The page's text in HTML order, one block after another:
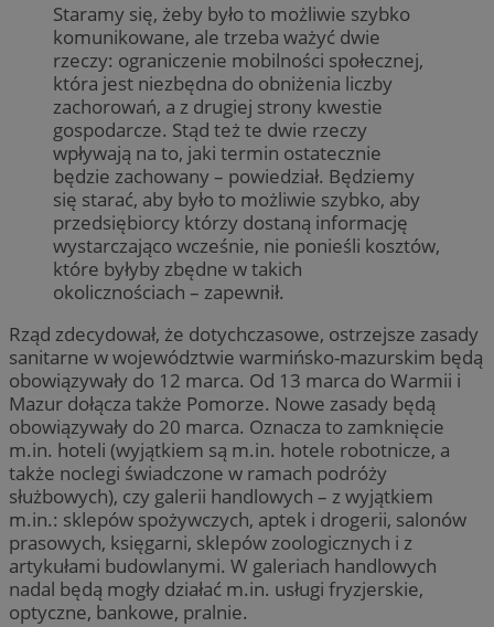
Staramy się, żeby było to możliwie szybko
komunikowane, ale trzeba ważyć dwie
rzeczy: ograniczenie mobilności społecznej,
która jest niezbędna do obniżenia liczby
zachorowań, a z drugiej strony kwestie
gospodarcze. Stąd też te dwie rzeczy
wpływają na to, jaki termin ostatecznie
będzie zachowany – powiedział. Będziemy
się starać, aby było to możliwie szybko, aby
przedsiębiorcy którzy dostaną informację
wystarczająco wcześnie, nie ponieśli kosztów,
które byłyby zbędne w takich
okolicznościach – zapewnił.
Rząd zdecydował, że dotychczasowe, ostrzejsze zasady
sanitarne w województwie warmińsko-mazurskim będą
obowiązywały do 12 marca. Od 13 marca do Warmii i
Mazur dołącza także Pomorze. Nowe zasady będą
obowiązywały do 20 marca. Oznacza to zamknięcie
m.in. hoteli (wyjątkiem są m.in. hotele robotnicze, a
także noclegi świadczone w ramach podróży
służbowych), czy galerii handlowych – z wyjątkiem
m.in.: sklepów spożywczych, aptek i drogerii, salonów
prasowych, księgarni, sklepów zoologicznych i z
artykułami budowlanymi. W galeriach handlowych
nadal będą mogły działać m.in. usługi fryzjerskie,
optyczne, bankowe, pralnie.